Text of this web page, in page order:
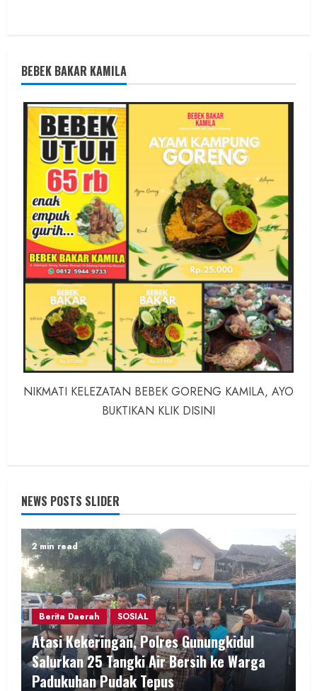
BEBEK BAKAR KAMILA
NIKMATI KELEZATAN BEBEK GORENG KAMILA, AYO
BUKTIKAN KLIK DISINI
NEWS POSTS SLIDER
2 min read
Berita Daerah SOSIAL
Atasi Kekeringan, Polres Gunungkidul
Salurkan 25 Tangki Air Bersih ke Warga
Padukuhan Pudak Tepus